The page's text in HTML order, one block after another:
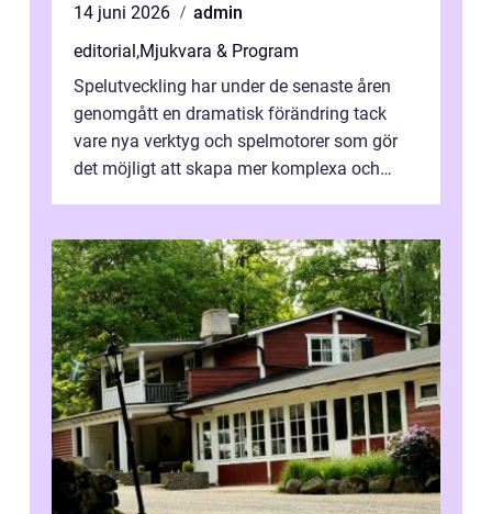
14 juni 2026
admin
editorial,Mjukvara & Program
Spelutveckling har under de senaste åren
genomgått en dramatisk förändring tack
vare nya verktyg och spelmotorer som gör
det möjligt att skapa mer komplexa och